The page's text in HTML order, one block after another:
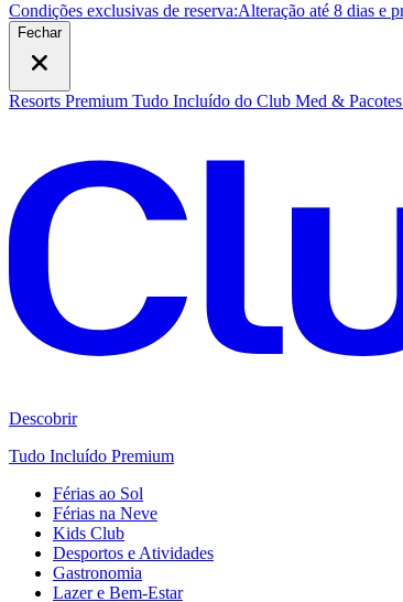
Condições exclusivas de reserva:Alteração até 8 dias e
Fechar
Resorts Premium Tudo Incluído do Club Med &
Descobrir
Tudo Incluído Premium
Férias ao Sol
Férias na Neve
Kids Club
Desportos e Atividades
Gastronomia
Lazer e Bem-Estar